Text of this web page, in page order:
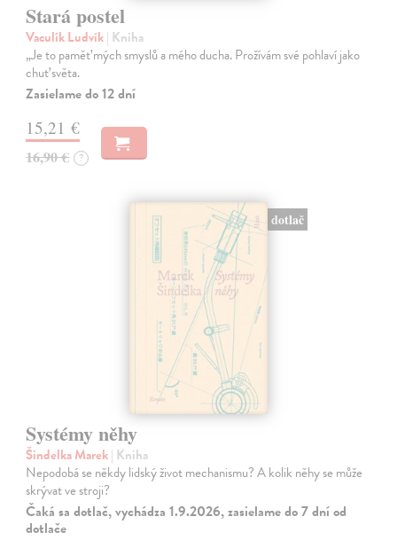
Stará postel
Vaculík Ludvík| Kniha
„Je to paměť mých smyslů a mého ducha. Prožívám své pohlaví jako
chuť světa.
Zasielame do 12 dní
15,21 €
16,90 € ?
dotlač
Systémy něhy
Šindelka Marek| Kniha
Nepodobá se někdy lidský život mechanismu? A kolik něhy se může
skrývat ve stroji?
Čaká sa dotlač, vychádza 1.9.2026, zasielame do 7 dní od
dotlače